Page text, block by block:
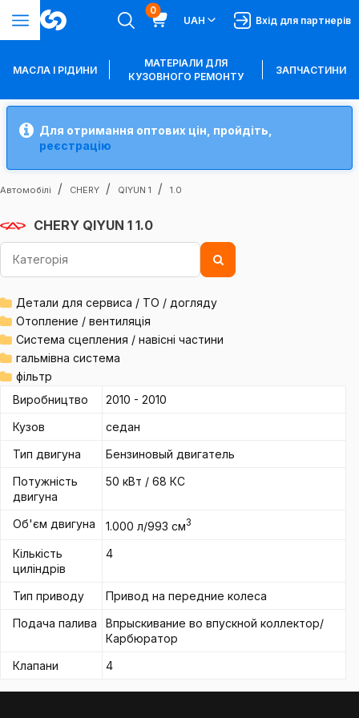
0
UAH
Вхід для партнерів
МАСЛА І РІДИНИ
МАТЕРІАЛИ ДЛЯ
КУЗОВНОГО РЕМОНТУ
ЗАПЧАСТИНИ
Для отримання оптових цін, пройдіть,
реєстрацію
Автомобілі CHERY QIYUN 1 1.0
CHERY QIYUN 1 1.0
Детали для сервиса / ТО / догляду
Отопление / вентиляція
Система сцепления / навісні частини
гальмівна система
фільтр
Виробництво
2010 - 2010
Кузов
седан
Тип двигуна
Бензиновый двигатель
Потужність
двигуна
50 кВт / 68 КС
Об'єм двигуна 1.000 л/993 см3
Кількість
циліндрів
4
Тип приводу
Привод на передние колеса
Подача палива
Впрыскивание во впускной коллектор/
Карбюратор
Клапани
4